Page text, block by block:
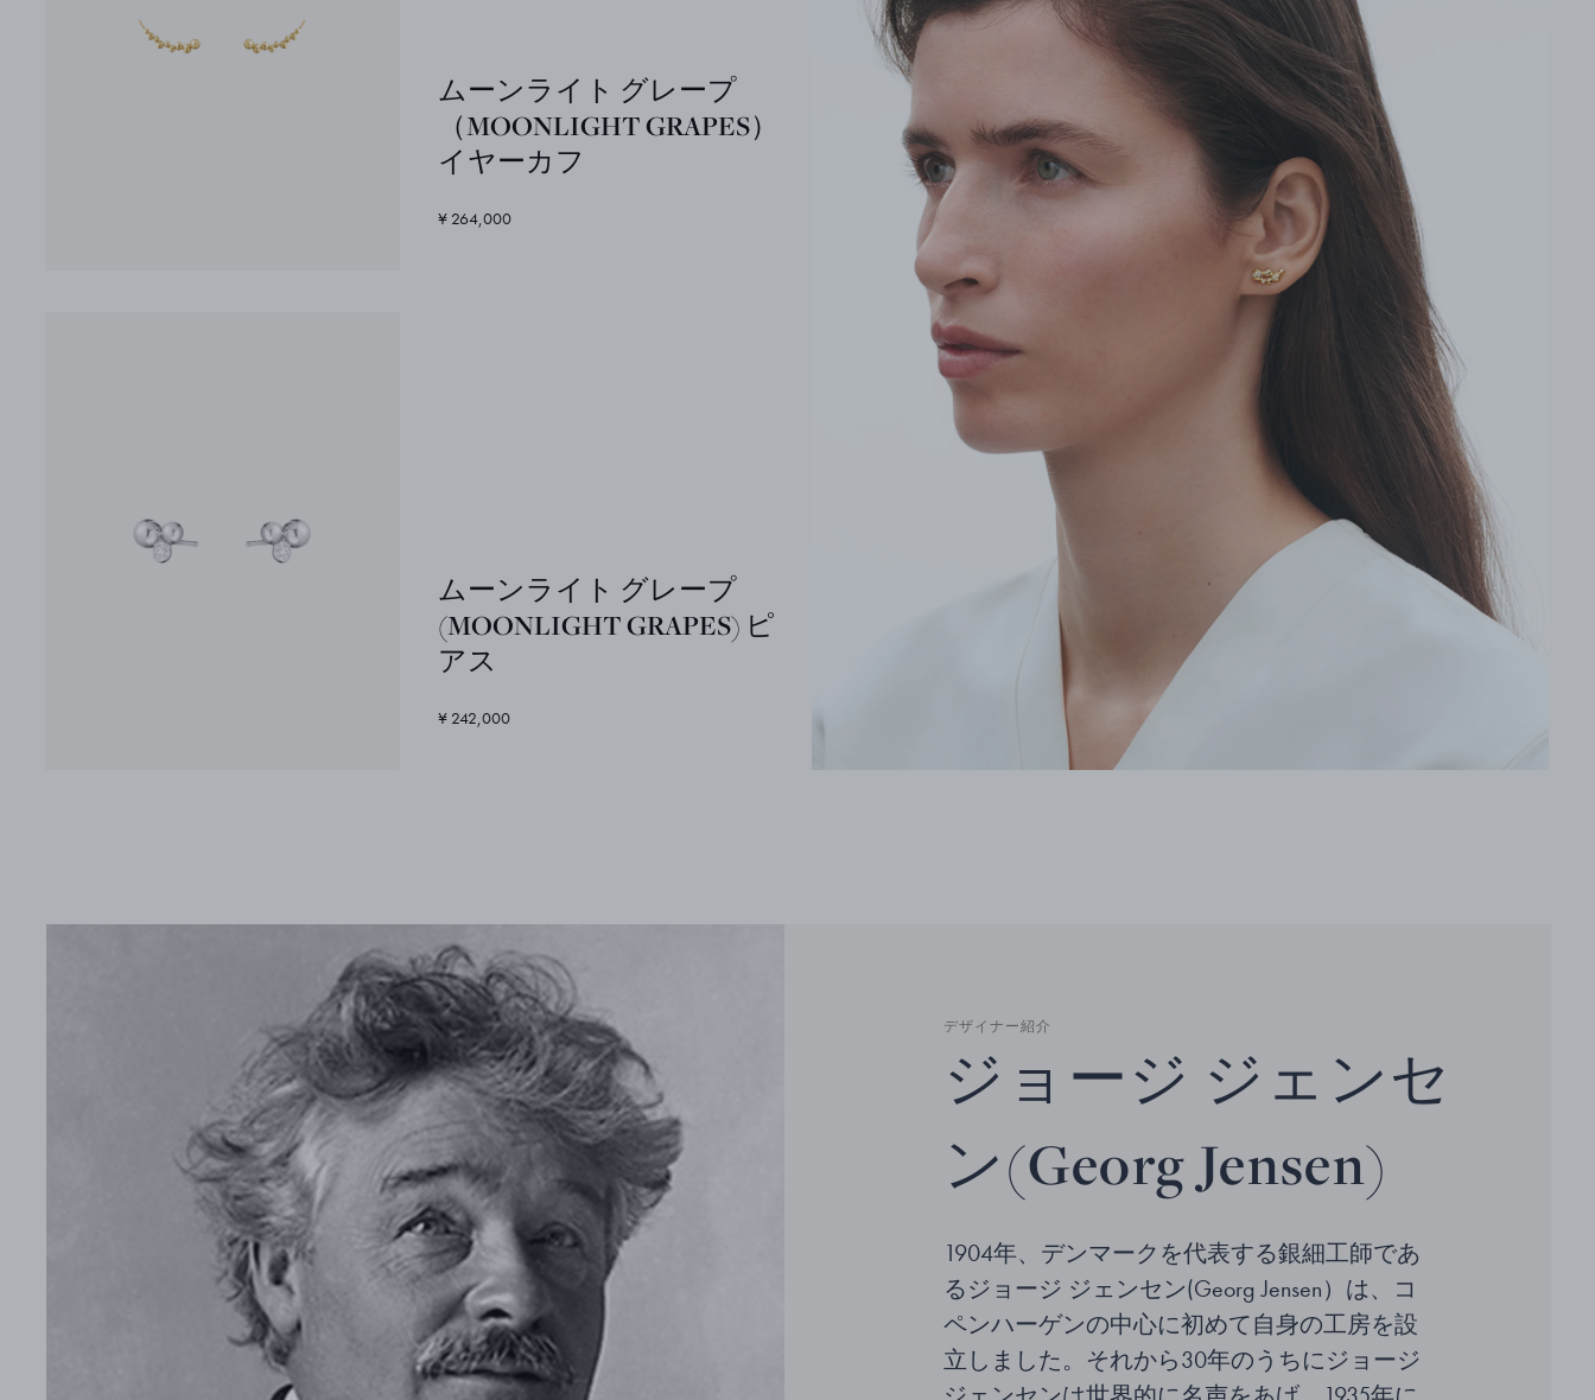
ムーンライト グレープ
（MOONLIGHT GRAPES）
イヤーカフ
¥ 264,000
ムーンライト グレープ
(MOONLIGHT GRAPES) ピ
アス
¥ 242,000
デザイナー紹介
ジョージ ジェンセ
ン(Georg Jensen)
1904年、デンマークを代表する銀細工師であ
るジョージ ジェンセン(Georg Jensen）は、コ
ペンハーゲンの中心に初めて自身の工房を設
立しました。それから30年のうちにジョージ